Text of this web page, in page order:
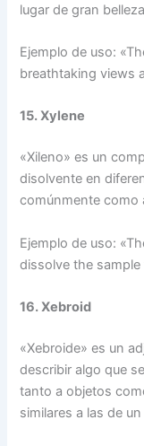
lugar de gran
Ejemplo de uso:
breathtaking views
15. Xylene
«Xileno» es un
disolvente en
comúnmente como
Ejemplo de uso:
dissolve the
16. Xebroid
«Xebroide» es un
describir algo que
tanto a objetos
similares a las de